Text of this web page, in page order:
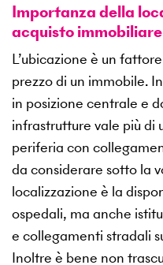
Importanza della
acquisto immobiliare
L’ubicazione è un
prezzo di un immobile.
in posizione centrale e
infrastrutture vale più di
periferia con
da considerare sotto la
localizzazione è la
ospedali, ma anche
e collegamenti stradali
Inoltre è bene non